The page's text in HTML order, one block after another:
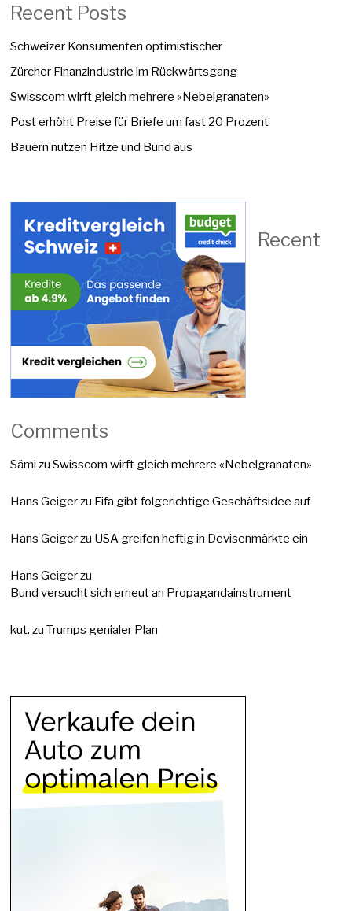
Recent Posts
Schweizer Konsumenten optimistischer
Zürcher Finanzindustrie im Rückwärtsgang
Swisscom wirft gleich mehrere «Nebelgranaten»
Post erhöht Preise für Briefe um fast 20 Prozent
Bauern nutzen Hitze und Bund aus
Recent
Comments
Sämi zuSwisscom wirft gleich mehrere «Nebelgranaten»
Hans Geigerzu Fifa gibt folgerichtige Geschäftsidee auf
Hans Geigerzu USA greifen heftig in Devisenmärkte ein
Hans Geigerzu
Bund versucht sich erneut an Propagandainstrument
kut. zuTrumps genialer Plan